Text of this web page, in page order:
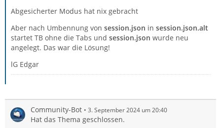
Abgesicherter Modus hat nix gebracht
Aber nach Umbennung von session.json in session.json.alt
startet TB ohne die Tabs und session.json wurde neu
angelegt. Das war die Lösung!
lG Edgar
Community-Bot 3. September 2024 um 20:40
Hat das Thema geschlossen.